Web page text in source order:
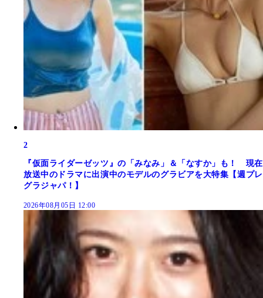
2
『仮面ライダーゼッツ』の「みなみ」＆「なすか」も！ 現在
放送中のドラマに出演中のモデルのグラビアを大特集【週プレ
グラジャパ！】
2026年08月05日 12:00